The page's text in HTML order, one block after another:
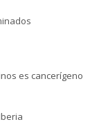
es cancerígeno